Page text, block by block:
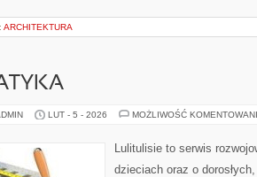
ARCHITEKTURA
LUT - 5 - 2026 MOŻLIWOŚĆ
Lulitulisie to serwis
dzieciach oraz o